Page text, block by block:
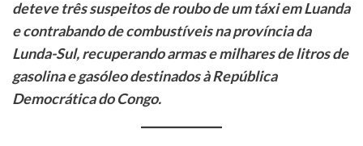
deteve três suspeitos de roubo de um táxi em Luanda
e contrabando de combustíveis na província da
Lunda-Sul, recuperando armas e milhares de litros de
gasolina e gasóleo destinados à República
Democrática do Congo.